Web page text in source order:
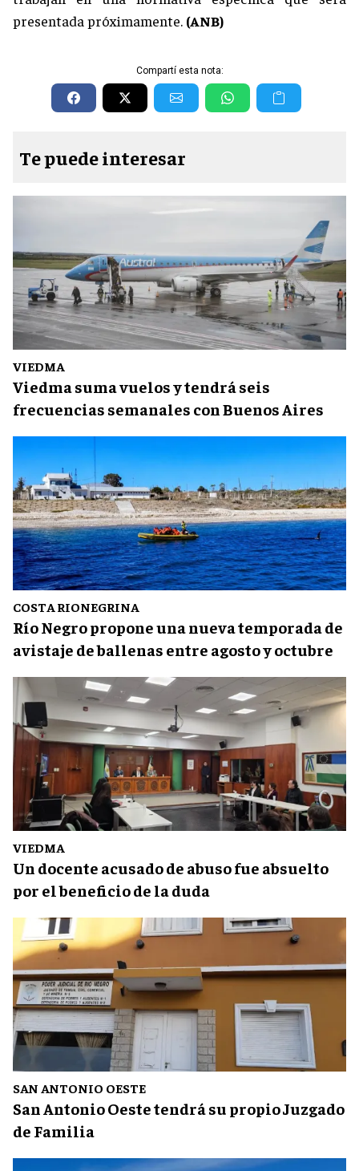
presentada próximamente. (ANB)
Compartí esta nota:
Te puede interesar
VIEDMA
Viedma suma vuelos y tendrá seis
frecuencias semanales con Buenos Aires
COSTA RIONEGRINA
Río Negro propone una nueva temporada de
avistaje de ballenas entre agosto y octubre
VIEDMA
Un docente acusado de abuso fue absuelto
por el beneficio de la duda
SAN ANTONIO OESTE
San Antonio Oeste tendrá su propio Juzgado
de Familia